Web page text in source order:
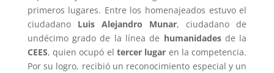
primeros lugares. Entre los homenajeados estuvo el
ciudadano Luis Alejandro Munar, ciudadano de
undécimo grado de la línea de humanidadesde la
CEES, quien ocupó el tercer lugar en la competencia.
Por su logro, recibió un reconocimiento especial y un